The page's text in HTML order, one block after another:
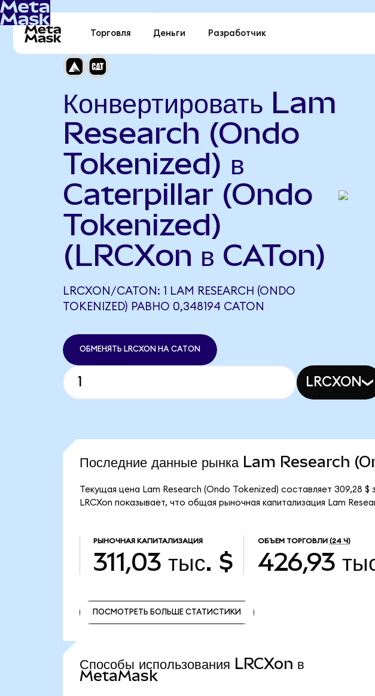
Торговля Деньги Разработчик
Конвертировать Lam
Research (Ondo
Tokenized) в
Caterpillar (Ondo
Tokenized)
(LRCXon в CATon)
LRCXON/CATON: 1 LAM RESEARCH (ONDO
TOKENIZED) РАВНО 0,348194 CATON
ОБМЕНЯТЬ LRCXON НА CATON
LRCXON
Последние данные рынка Lam Research
Текущая цена Lam Research (Ondo Tokenized) составляет 309,28 $
LRCXon показывает, что общая рыночная капитализация Lam
РЫНОЧНАЯ КАПИТАЛИЗАЦИЯ
311,03 тыс. $
ОБЪЕМ ТОРГОВЛИ (24 Ч)
426,93
ПОСМОТРЕТЬ БОЛЬШЕ СТАТИСТИКИ
Способы использования LRCXon в
MetaMask